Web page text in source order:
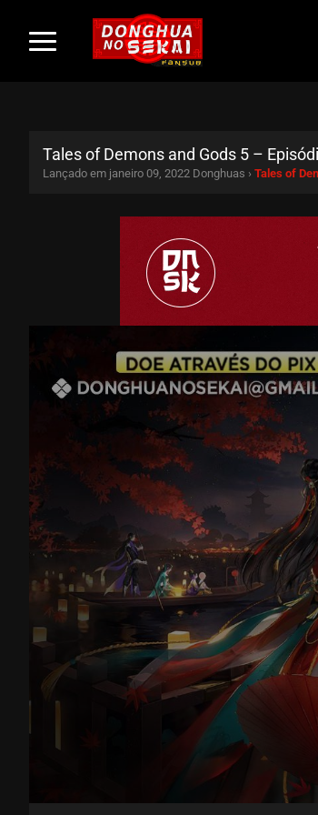
Tales of Demons and Gods 5 –
Lançado em janeiro 09, 2022 Donghuas › Tales of